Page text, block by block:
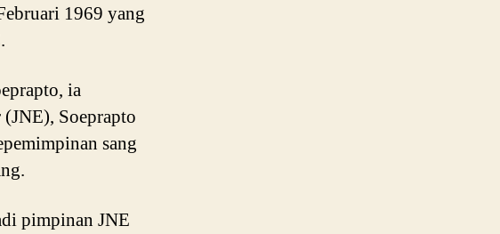
1969 yang
ia
Soeprapto
sang
pimpinan JNE